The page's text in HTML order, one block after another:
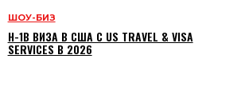
ШОУ-БИЗ
H-1B ВИЗА В США С US TRAVEL & VISA
SERVICES В 2026